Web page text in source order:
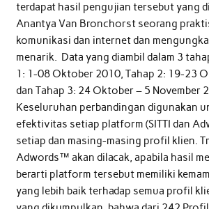
terdapat hasil pengujian tersebut yang
Anantya Van Bronchorst seorang
komunikasi dan internet dan
menarik. Data yang diambil dalam 3
1: 1-08 Oktober 2010, Tahap 2: 19-23
dan Tahap 3: 24 Oktober – 5 November
Keseluruhan perbandingan digunakan
efektivitas setiap platform (SITTI dan
setiap dan masing-masing profil klien.
Adwords™ akan dilacak, apabila hasil
berarti platform tersebut memiliki
yang lebih baik terhadap semua profil